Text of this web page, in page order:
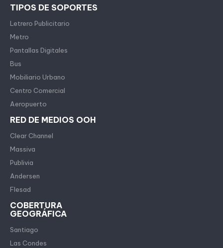
TIPOS DE SOPORTES
Letrero Publicitario
Metro
Pantallas Digitales
Bus
Mobiliario Urbano
Centro Comercial
Aeropuerto
RED DE MEDIOS OOH
Clear Channel
Massiva
Publivia
Andersen
Flesad
COBERTURA
GEOGRÁFICA
Santiago
Las Condes